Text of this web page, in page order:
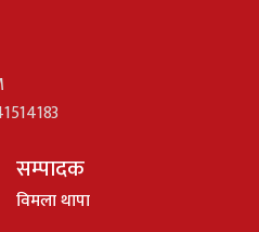
सम्पादक
विमला थापा